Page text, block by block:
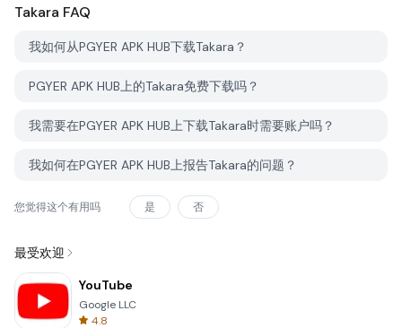
Takara FAQ
我如何从PGYER APK HUB下载Takara？
PGYER APK HUB上的Takara免费下载吗？
我需要在PGYER APK HUB上下载Takara时需要账户吗？
我如何在PGYER APK HUB上报告Takara的问题？
您觉得这个有用吗 是 否
最受欢迎
YouTube
Google LLC
4.8